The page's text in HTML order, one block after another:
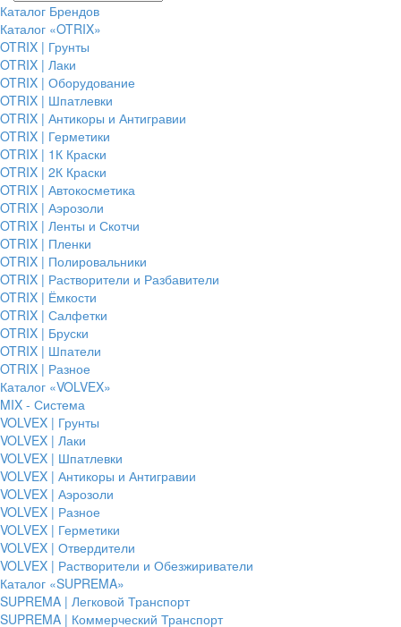
Каталог Брендов
Каталог «OTRIX»
OTRIX | Грунты
OTRIX | Лаки
OTRIX | Оборудование
OTRIX | Шпатлевки
OTRIX | Антикоры и Антигравии
OTRIX | Герметики
OTRIX | 1К Краски
OTRIX | 2К Краски
OTRIX | Автокосметика
OTRIX | Аэрозоли
OTRIX | Ленты и Скотчи
OTRIX | Пленки
OTRIX | Полировальники
OTRIX | Растворители и Разбавители
OTRIX | Ёмкости
OTRIX | Салфетки
OTRIX | Бруски
OTRIX | Шпатели
OTRIX | Разное
Каталог «VOLVEX»
MIX - Система
VOLVEX | Грунты
VOLVEX | Лаки
VOLVEX | Шпатлевки
VOLVEX | Антикоры и Антигравии
VOLVEX | Аэрозоли
VOLVEX | Разное
VOLVEX | Герметики
VOLVEX | Отвердители
VOLVEX | Растворители и Обезжириватели
Каталог «SUPREMA»
SUPREMA | Легковой Транспорт
SUPREMA | Коммерческий Транспорт